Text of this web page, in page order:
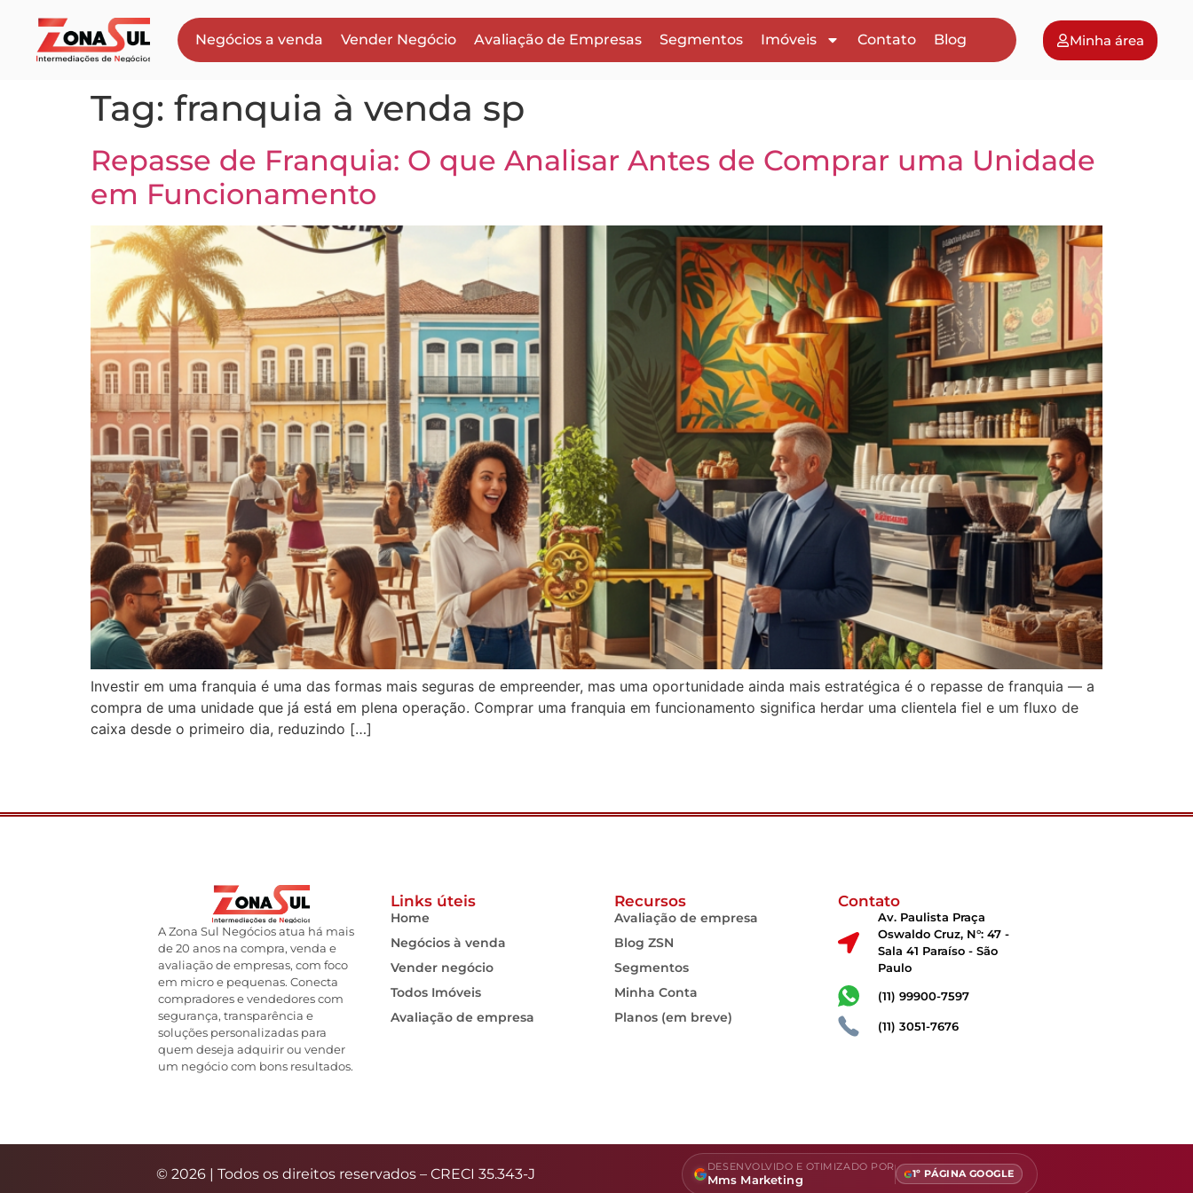
Negócios a venda Vender Negócio Avaliação de Empresas Segmentos Imóveis Contato Blog Minha área
Tag: franquia à venda sp
Repasse de Franquia: O que Analisar Antes de Comprar uma Unidade
em Funcionamento
Investir em uma franquia é uma das formas mais seguras de empreender, mas uma oportunidade ainda mais estratégica é o repasse de franquia — a
compra de uma unidade que já está em plena operação. Comprar uma franquia em funcionamento significa herdar uma clientela fiel e um fluxo de
caixa desde o primeiro dia, reduzindo […]
A Zona Sul Negócios atua há mais
de 20 anos na compra, venda e
avaliação de empresas, com foco
em micro e pequenas. Conecta
compradores e vendedores com
segurança, transparência e
soluções personalizadas para
quem deseja adquirir ou vender
um negócio com bons resultados.
Links úteis
Home
Negócios à venda
Vender negócio
Todos Imóveis
Avaliação de empresa
Recursos
Avaliação de empresa
Blog ZSN
Segmentos
Minha Conta
Planos (em breve)
Contato
Av. Paulista Praça
Oswaldo Cruz, N°: 47 -
Sala 41 Paraíso - São
Paulo
(11) 99900-7597
(11) 3051-7676
© 2026 | Todos os direitos reservados – CRECI 35.343-J DESENVOLVIDO E OTIMIZADO POR
Mms Marketing 1º PÁGINA GOOGLE